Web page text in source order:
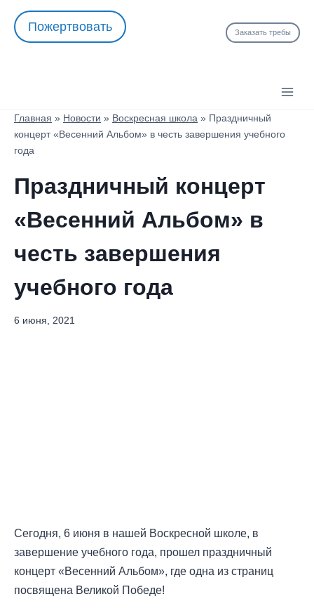
Перейти
содержимому
Пожертвовать Заказать требы
Главная » Новости » Воскресная школа » Праздничный
концерт «Весенний Альбом» в честь завершения учебного
года
Праздничный концерт
«Весенний Альбом» в
честь завершения
учебного года
6 июня, 2021
Сегодня, 6 июня в нашей Воскресной школе, в
завершение учебного года, прошел праздничный
концерт «Весенний Альбом», где одна из страниц
посвящена Великой Победе!